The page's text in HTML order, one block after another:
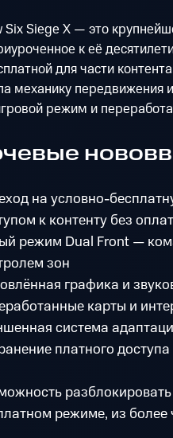
Six Siege X — это
к её
для части
механику передвижения
режим и
на условно-
к контенту без
режим Dual Front —
зон
графика и
карты и
система
платного
режиме, из более